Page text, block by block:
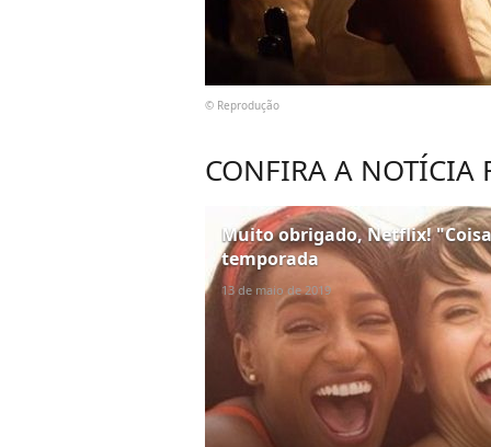
© Reprodução
CONFIRA A NOTÍCIA
Muito obrigado, Netflix!
temporada
13 de maio de 2019